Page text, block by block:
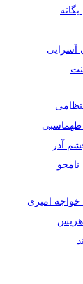
آسرایی
طهماسبی
آذر
خواجه امیری
هریس